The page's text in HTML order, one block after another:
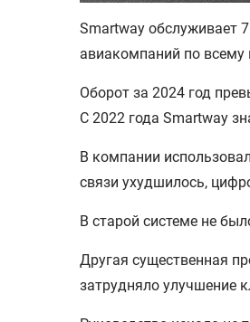
Smartway обслуживает
авиакомпаний по всему
Оборот за 2024 год
С 2022 года Smartway
В компании
связи ухудшилось,
В старой системе не
Другая существенная
затрудняло улучшение